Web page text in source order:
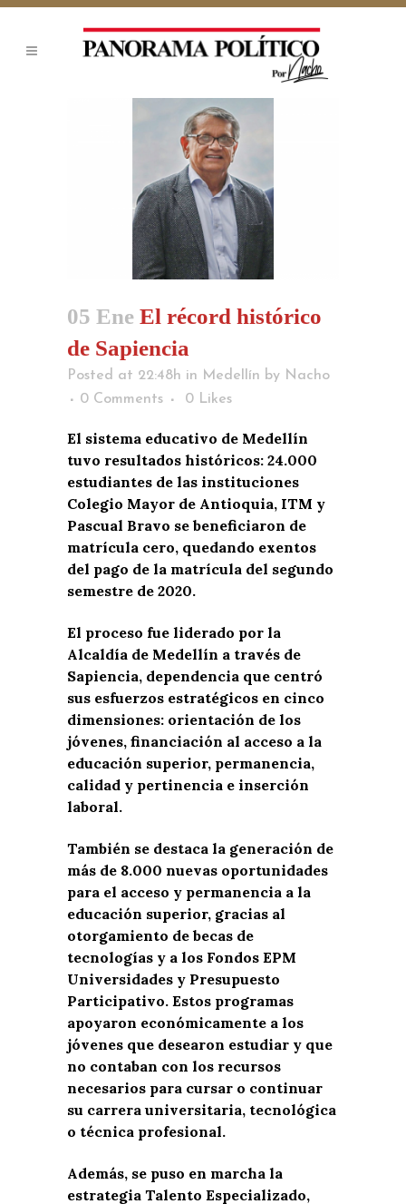
05 Ene El récord histórico
de Sapiencia
Posted at 22:48h in Medellín by Nacho
0 Comments
0 Likes
El sistema educativo de Medellín
tuvo resultados históricos: 24.000
estudiantes de las instituciones
Colegio Mayor de Antioquia, ITM y
Pascual Bravo se beneficiaron de
matrícula cero, quedando exentos
del pago de la matrícula del segundo
semestre de 2020.
El proceso fue liderado por la
Alcaldía de Medellín a través de
Sapiencia, dependencia que centró
sus esfuerzos estratégicos en cinco
dimensiones: orientación de los
jóvenes, financiación al acceso a la
educación superior, permanencia,
calidad y pertinencia e inserción
laboral.
También se destaca la generación de
más de 8.000 nuevas oportunidades
para el acceso y permanencia a la
educación superior, gracias al
otorgamiento de becas de
tecnologías y a los Fondos EPM
Universidades y Presupuesto
Participativo. Estos programas
apoyaron económicamente a los
jóvenes que desearon estudiar y que
no contaban con los recursos
necesarios para cursar o continuar
su carrera universitaria, tecnológica
o técnica profesional.
Además, se puso en marcha la
estrategia Talento Especializado,